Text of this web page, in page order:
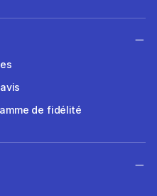
de fidélité